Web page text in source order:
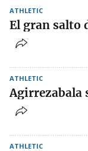
ATHLETIC
El gran salto
ATHLETIC
Agirrezabala
ATHLETIC